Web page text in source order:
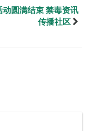
动圆满结束 禁毒资讯
传播社区